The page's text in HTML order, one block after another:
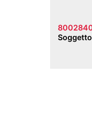
Soggetto